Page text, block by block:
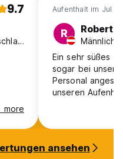
9.7
Weiblich, 18-24, Deutschland
more
Aufenthalt im Jul
R Robert
Männlich,
Ein sehr süßes
sogar bei unsern
Personal
unseren
schwach war um
Temperatur zu
ansehen